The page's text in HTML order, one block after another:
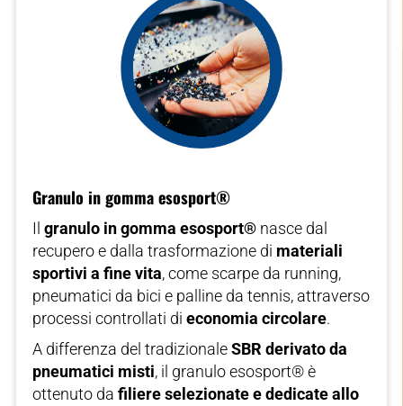
Granulo in gomma esosport®
Il granulo in gomma esosport® nasce dal
recupero e dalla trasformazione di materiali
sportivi a fine vita, come scarpe da running,
pneumatici da bici e palline da tennis, attraverso
processi controllati di economia circolare.
A differenza del tradizionaleSBR derivato da
pneumatici misti, il granulo esosport® è
ottenuto da filiere selezionate e dedicate allo